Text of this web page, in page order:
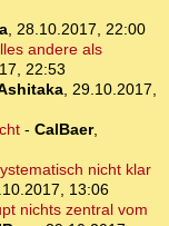
, 28.10.2017, 22:00
andere als
22:53
, 29.10.2017,
- CalBaer,
nicht klar
13:06
nichts zentral vom